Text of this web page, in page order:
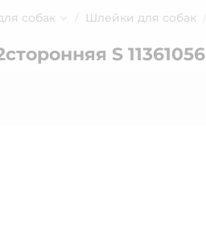
собак Шлейки для собак
S 11361056